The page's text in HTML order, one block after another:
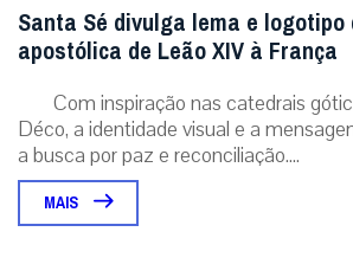
Santa Sé divulga lema e
apostólica de Leão XIV à França
Com inspiração nas catedrais
Déco, a identidade visual e a
a busca por paz e reconciliação....
MAIS